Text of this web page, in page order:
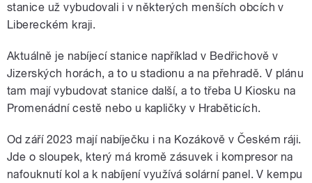
stanice už vybudovali i v některých menších obcích v
Libereckém kraji.
Aktuálně je nabíjecí stanice například v Bedřichově v
Jizerských horách, a to u stadionu a na přehradě. V plánu
tam mají vybudovat stanice další, a to třeba U Kiosku na
Promenádní cestě nebo u kapličky v Hraběticích.
Od září 2023 mají nabíječku i na Kozákově v Českém ráji.
Jde o sloupek, který má kromě zásuvek i kompresor na
nafouknutí kol a k nabíjení využívá solární panel. V kempu